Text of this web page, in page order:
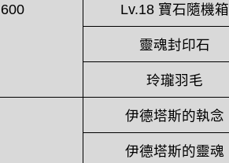
600 Lv.18 寶石隨機箱
靈魂封印石
玲瓏羽毛
伊德塔斯的執念
伊德塔斯的靈魂